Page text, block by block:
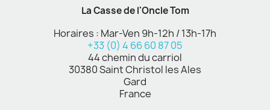
La Casse de l'Oncle Tom
Horaires : Mar-Ven 9h-12h / 13h-17h
+33 (0) 4 66 60 87 05
44 chemin du carriol
30380 Saint Christol les Ales
Gard
France